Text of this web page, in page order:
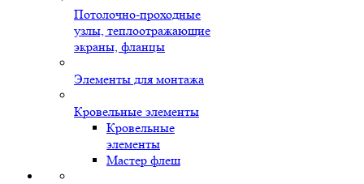
Потолочно-проходные
узлы, теплоотражающие
экраны, фланцы
Элементы для монтажа
Кровельные элементы
Кровельные
элементы
Мастер флеш